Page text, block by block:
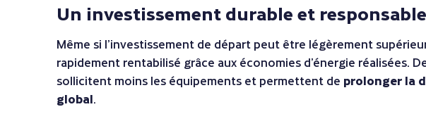
Un investissement durable et responsable
Même si l’investissement de départ peut être légèrement
rapidement rentabilisé grâce aux économies d’énergie réalisées.
sollicitent moins les équipements et permettent de prolonger la
global.